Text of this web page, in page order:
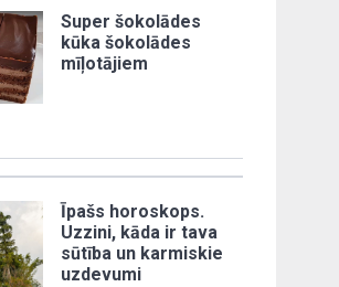
Super šokolādes
kūka šokolādes
mīļotājiem
Īpašs horoskops.
Uzzini, kāda ir tava
sūtība un karmiskie
uzdevumi